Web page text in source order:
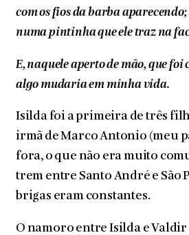
com os fios da barba aparecendo;
numa pintinha que ele traz na
E, naquele aperto de mão, que
algo mudaria em minha vida.
Isilda foi a primeira de três
irmã de Marco Antonio (meu
fora, o que não era muito
trem entre Santo André e São
brigas eram constantes.
O namoro entre Isilda e